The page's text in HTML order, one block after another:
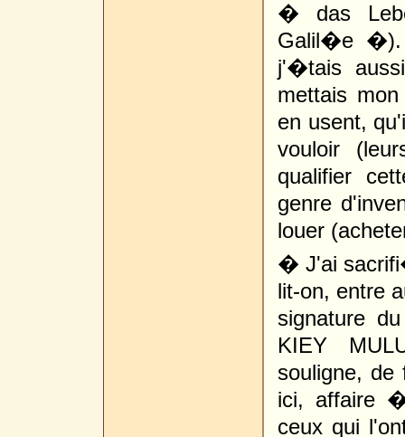
� das
Galil�e
j'�tais
mettais
en usent,
vouloir
qualifier
genre
louer
� J'ai
lit-on, entre
signature
KIEY
souligne,
ici, affaire
ceux qui